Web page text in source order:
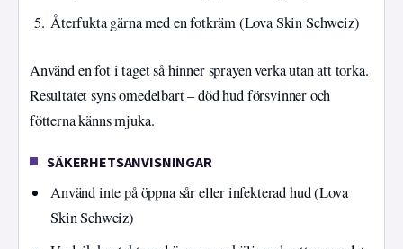
Återfukta gärna med en fotkräm (Lova Skin Schweiz)
Använd en fot i taget så hinner sprayen verka utan att torka.
Resultatet syns omedelbart – död hud försvinner och
fötterna känns mjuka.
SÄKERHETSANVISNINGAR
Använd inte på öppna sår eller infekterad hud (Lova
Skin Schweiz)